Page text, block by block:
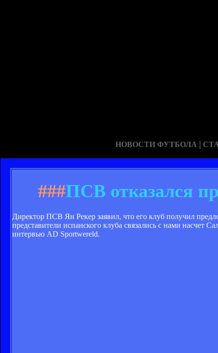
НОВОСТИ ФУТБОЛА |
###ПСВ отказался
Директор ПСВ Ян Рекер заявил, что его клуб получил
представители испанского клуба связались с нами насчет
интервью AD Sportwereld.